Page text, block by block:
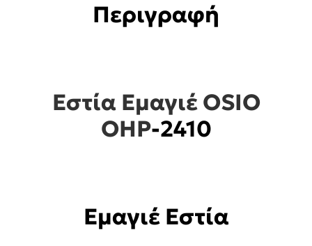
Περιγραφή
Εστία Εμαγιέ OSIO
OHP-2410
Εμαγιέ Εστία